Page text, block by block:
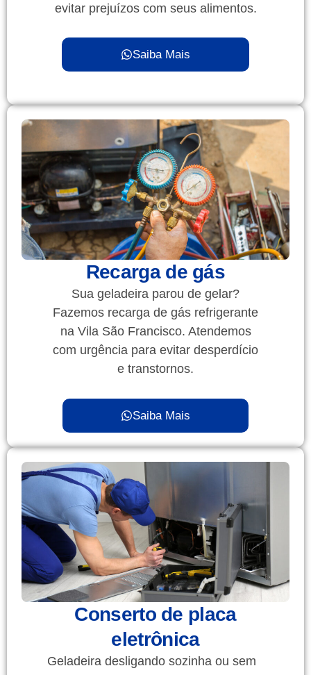
evitar prejuízos com seus alimentos.
Saiba Mais
Recarga de gás
Sua geladeira parou de gelar?
Fazemos recarga de gás refrigerante
na Vila São Francisco. Atendemos
com urgência para evitar desperdício
e transtornos.
Saiba Mais
Conserto de placa
eletrônica
Geladeira desligando sozinha ou sem